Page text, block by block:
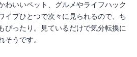
わいいペット、グルメやライフハック
イプひとつで次々に見られるので、ち
ぴったり。見ているだけで気分転換に
そうです。